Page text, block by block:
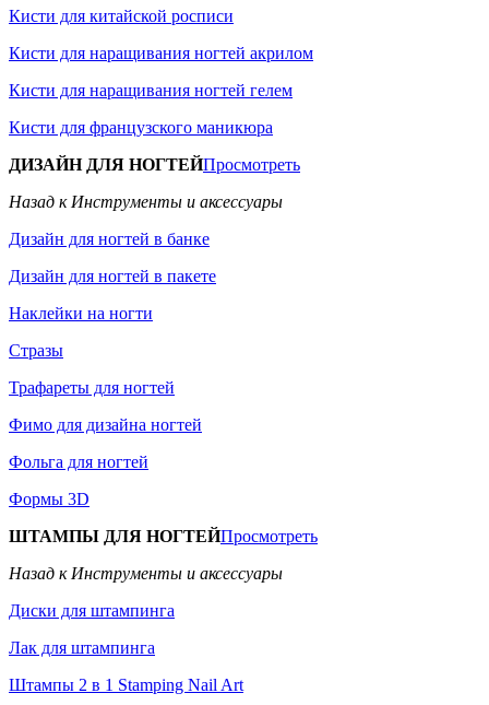
Кисти для китайской росписи
Кисти для наращивания ногтей акрилом
Кисти для наращивания ногтей гелем
Кисти для французского маникюра
ДИЗАЙН ДЛЯ НОГТЕЙПросмотреть
Назад к Инструменты и аксессуары
Дизайн для ногтей в банке
Дизайн для ногтей в пакете
Наклейки на ногти
Стразы
Трафареты для ногтей
Фимо для дизайна ногтей
Фольга для ногтей
Формы 3D
ШТАМПЫ ДЛЯ НОГТЕЙПросмотреть
Назад к Инструменты и аксессуары
Диски для штампинга
Лак для штампинга
Штампы 2 в 1 Stamping Nail Art